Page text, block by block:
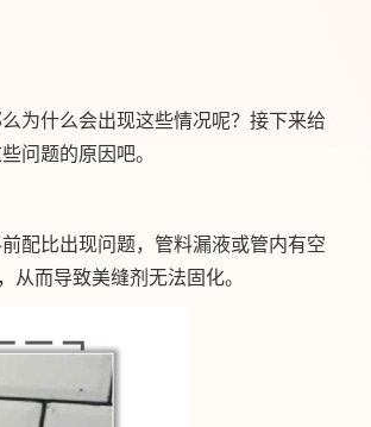
为什么会出现这些情况呢？接下来给
问题的原因吧。
配比出现问题，管料漏液或管内有空
从而导致美缝剂无法固化。